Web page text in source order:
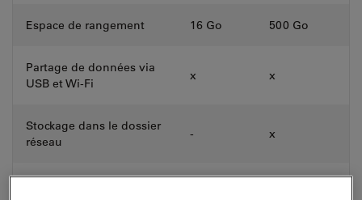
Espace de rangement 16 Go 500 Go
Partage de données via
USB et Wi-Fi
x x
Stockage dans le dossier
réseau
- x